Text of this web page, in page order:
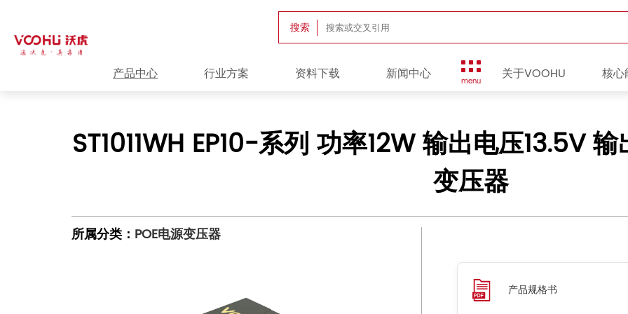
搜索
产品中心 行业方案 资料下载 新闻中心 menu 关于VOOHU 核心
ST1011WH EP10-系列 功率12W 输出电压13.5V
变压器
所属分类： POE电源变压器
产品规格书